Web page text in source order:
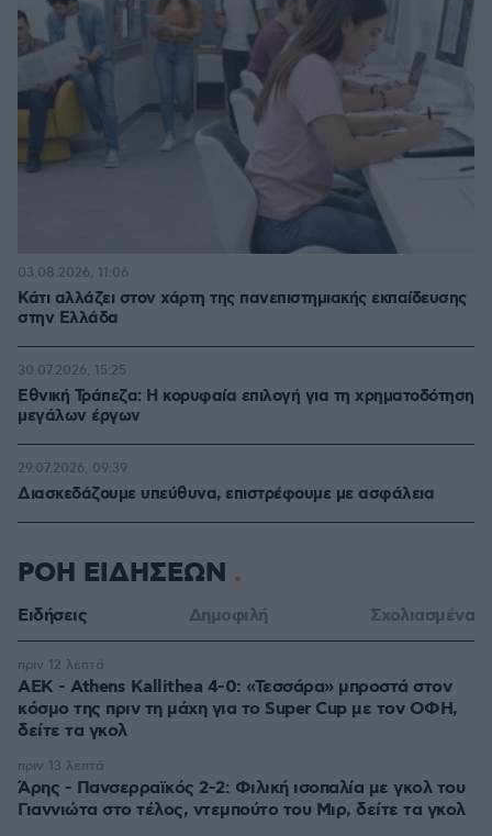
Κάτι αλλάζει στον χάρτη της πανεπιστημιακής εκπαίδευσης
στην Ελλάδα
03.08.2026, 11:06
Εθνική Τράπεζα: Η κορυφαία επιλογή για τη χρηματοδότηση
μεγάλων έργων
30.07.2026, 15:25
Διασκεδάζουμε υπεύθυνα, επιστρέφουμε με ασφάλεια
29.07.2026, 09:39
ΡΟΗ ΕΙΔΗΣΕΩΝ
Ειδήσεις Δημοφιλή Σχολιασμένα
ΑΕΚ - Athens Kallithea 4-0: «Τεσσάρα» μπροστά στον
κόσμο της πριν τη μάχη για το Super Cup με τον ΟΦΗ,
δείτε τα γκολ
πριν 12 λεπτά
Άρης - Πανσερραϊκός 2-2: Φιλική ισοπαλία με γκολ του
Γιαννιώτα στο τέλος, ντεμπούτο του Μιρ, δείτε τα γκολ
πριν 13 λεπτά